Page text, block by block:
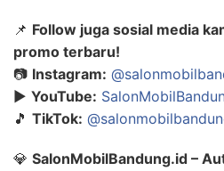
📌 Follow juga sosial media
promo terbaru!
📷 Instagram:
▶️ YouTube:
🎵 TikTok:
💎 SalonMobilBandung.id –